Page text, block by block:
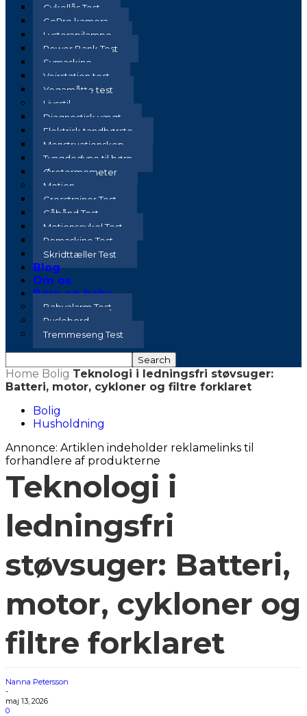
Cykellås Test
GoPro kamera
Lysterapilampe
Power Bank Test
Symaskine
Vejrstation test
Yogamåtte test
Livsstil
Diagnostisk vægt
Elektrisk tandbørste
Menstruationskop
Tyngdedyne til børn
Øretermometer
Motion
Crosstrainer Test
Gåbånd Test
Motionscykel Test
Romaskine Test
Skridttæller Test
Blog
Om os
Børn og baby
Babyalarm Test
Puslebord
Tremmeseng Test
Home Bolig Teknologi i ledningsfri støvsuger:
Batteri, motor, cykloner og filtre forklaret
Bolig
Husholdning
Annonce: Artiklen indeholder reklamelinks til
forhandlere af produkterne
Teknologi i
ledningsfri
støvsuger: Batteri,
motor, cykloner og
filtre forklaret
Nanna Petersson
-
maj 13, 2026
0